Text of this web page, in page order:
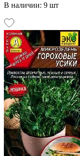
В наличии: 9 шт